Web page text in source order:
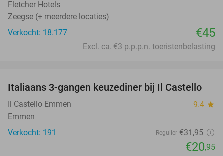
Fletcher Hotels
Zeegse (+ meerdere locaties)
Verkocht: 18.177
€45
Excl. ca. €3 p.p.p.n. toeristenbelasting
34%
Italiaans 3-gangen keuzediner bij Il Castello
Il Castello Emmen 9.4 star
Emmen
Verkocht: 191
Regulier €31,95
€20,95